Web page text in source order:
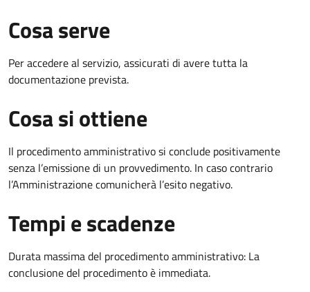
Cosa serve
Per accedere al servizio, assicurati di avere tutta la
documentazione prevista.
Cosa si ottiene
Il procedimento amministrativo si conclude positivamente
senza l’emissione di un provvedimento. In caso contrario
l’Amministrazione comunicherà l’esito negativo.
Tempi e scadenze
Durata massima del procedimento amministrativo: La
conclusione del procedimento è immediata.